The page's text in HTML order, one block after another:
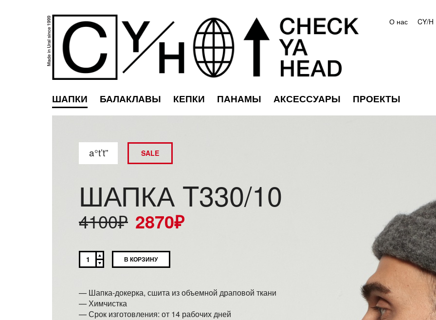
О нас CY/H
ШАПКИ БАЛАКЛАВЫ КЕПКИ ПАНАМЫ АКСЕССУАРЫ ПРОЕКТЫ
a°t’t” SALE
ШАПКА T330/10
4100₽ 2870₽
В КОРЗИНУ
— Шапка-докерка, сшита из объемной драповой ткани
— Химчистка
— Срок изготовления: от 14 рабочих дней